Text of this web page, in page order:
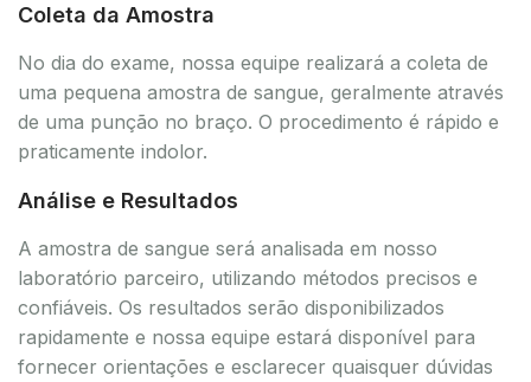
Coleta da Amostra
No dia do exame, nossa equipe realizará a coleta de
uma pequena amostra de sangue, geralmente através
de uma punção no braço. O procedimento é rápido e
praticamente indolor.
Análise e Resultados
A amostra de sangue será analisada em nosso
laboratório parceiro, utilizando métodos precisos e
confiáveis. Os resultados serão disponibilizados
rapidamente e nossa equipe estará disponível para
fornecer orientações e esclarecer quaisquer dúvidas